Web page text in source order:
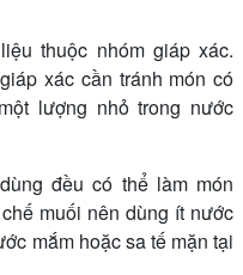
thuộc nhóm giáp xác.
xác cần tránh món có
lượng nhỏ trong nước
đều có thể làm món
muối nên dùng ít nước
mắm hoặc sa tế mặn tại